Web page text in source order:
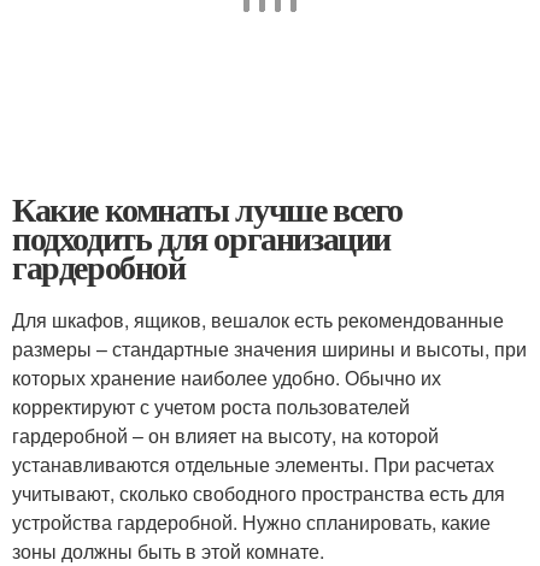
Какие комнаты лучше всего
подходить для организации
гардеробной
Для шкафов, ящиков, вешалок есть рекомендованные
размеры – стандартные значения ширины и высоты, при
которых хранение наиболее удобно. Обычно их
корректируют с учетом роста пользователей
гардеробной – он влияет на высоту, на которой
устанавливаются отдельные элементы. При расчетах
учитывают, сколько свободного пространства есть для
устройства гардеробной. Нужно спланировать, какие
зоны должны быть в этой комнате.